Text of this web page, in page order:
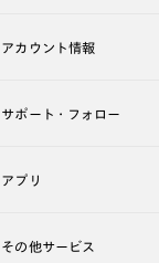
アカウント情報
サポート・フォロー
アプリ
その他サービス